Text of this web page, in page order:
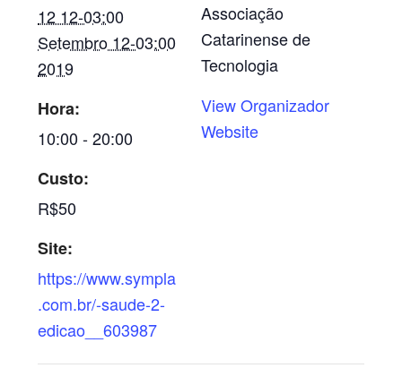
12 12-03:00
Setembro 12-03:00
2019
Hora:
10:00 - 20:00
Custo:
R$50
Site:
https://www.sympla
.com.br/-saude-2-
edicao__603987
Associação
Catarinense de
Tecnologia
View Organizador
Website